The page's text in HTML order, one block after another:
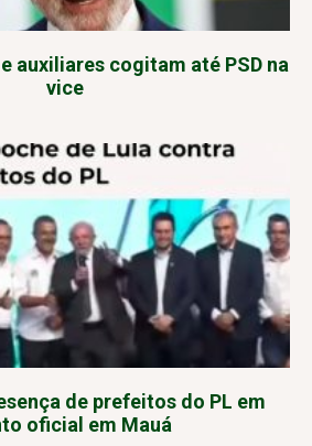
auxiliares cogitam até PSD na
vice
de prefeitos do PL em
oficial em Mauá